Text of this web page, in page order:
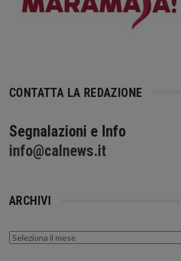
CONTATTA LA REDAZIONE
Segnalazioni e Info
info@calnews.it
ARCHIVI
Archivi